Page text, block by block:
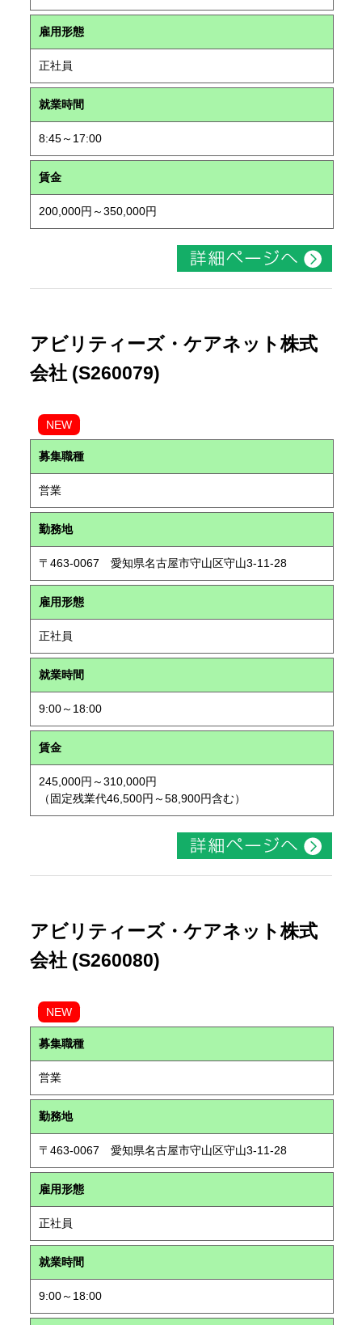
雇用形態
正社員
就業時間
8:45～17:00
賃金
200,000円～350,000円
アビリティーズ・ケアネット株式
会社 (S260079)
NEW
募集職種
営業
勤務地
〒463-0067 愛知県名古屋市守山区守山3-11-28
雇用形態
正社員
就業時間
9:00～18:00
賃金
245,000円～310,000円
（固定残業代46,500円～58,900円含む）
アビリティーズ・ケアネット株式
会社 (S260080)
NEW
募集職種
営業
勤務地
〒463-0067 愛知県名古屋市守山区守山3-11-28
雇用形態
正社員
就業時間
9:00～18:00